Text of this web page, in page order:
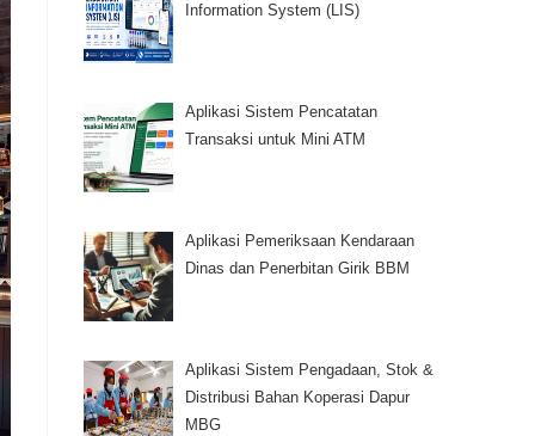
Information System (LIS)
Aplikasi Sistem Pencatatan
Transaksi untuk Mini ATM
Aplikasi Pemeriksaan Kendaraan
Dinas dan Penerbitan Girik BBM
Aplikasi Sistem Pengadaan, Stok &
Distribusi Bahan Koperasi Dapur
MBG